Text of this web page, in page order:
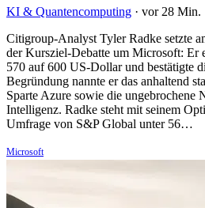
KI & Quantencomputing · vor 28 Min.
Citigroup-Analyst Tyler Radke setzte
der Kursziel-Debatte um Microsoft: Er
570 auf 600 US-Dollar und bestätigte
Begründung nannte er das anhaltend
Sparte Azure sowie die ungebrochene
Intelligenz. Radke steht mit seinem
Umfrage von S&P Global unter 56…
Microsoft